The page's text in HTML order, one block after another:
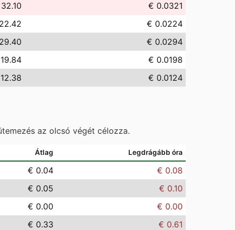
€ 0.0321
€ 0.0224
€ 0.0294
€ 0.0198
€ 0.0124
az olcsó végét célozza.
Átlag Legdrágább óra
€ 0.04
€ 0.08
€ 0.05
€ 0.10
€ 0.00
€ 0.00
€ 0.33
€ 0.61